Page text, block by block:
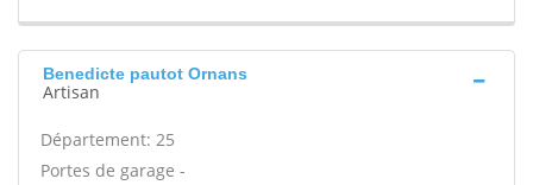
Benedicte pautot Ornans
Artisan
Département: 25
Portes de garage -